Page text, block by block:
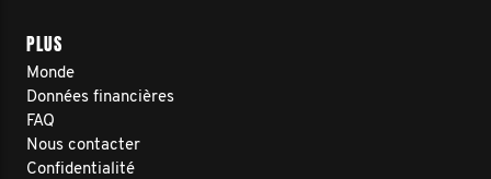
PLUS
Monde
Données financières
FAQ
Nous contacter
Confidentialité